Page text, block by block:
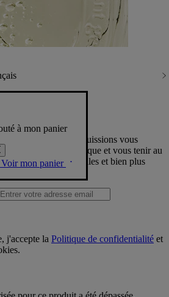
à mon panier
Voir mon panier
pour que nous puissions vous
la communauté Diptyque et vous tenir au
offres spéciales et bien plus
j'accepte la Politique de confidentialité et